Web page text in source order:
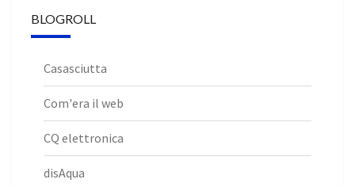
BLOGROLL
Casasciutta
Com'era il web
CQ elettronica
disAqua